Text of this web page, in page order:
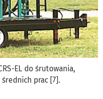
EL do śrutowania,
prac [7].